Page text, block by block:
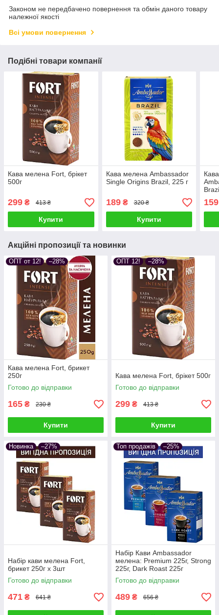
Законом не передбачено повернення та обмін даного товару
належної якості
Всі умови повернення
Подібні товари компанії
Кава мелена Fort, брікет
500г
299 ₴ 413 ₴
Купити
Кава мелена Ambassador
Single Origins Brazil, 225 г
189₴ 320 ₴
Купити
159
Акційні пропозиції та новинки
ОПТ от 12! –28%
Кава мелена Fort, брикет
250г
Готово до відправки
165 ₴ 230 ₴
Купити
ОПТ 12! –28%
Кава мелена Fort, брікет 500г
Готово до відправки
299 ₴ 413 ₴
Купити
Новинка –27%
Набір кави мелена Fort,
брикет 250г х 3шт
Готово до відправки
471 ₴ 641 ₴
Топ продажів –25%
Набір Кави Ambassador
мелена: Premium 225г, Strong
225г, Dark Roast 225г
Готово до відправки
489 ₴ 656 ₴